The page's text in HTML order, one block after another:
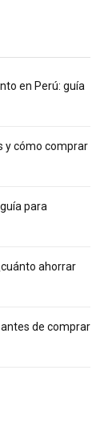
en Perú: guía
y cómo comprar
para
ahorrar
de comprar